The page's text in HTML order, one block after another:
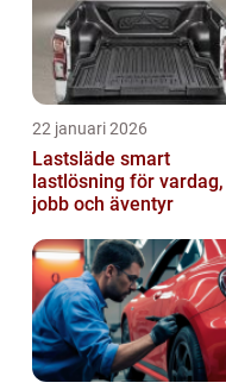
22 januari 2026
Lastsläde smart
lastlösning för vardag,
jobb och äventyr